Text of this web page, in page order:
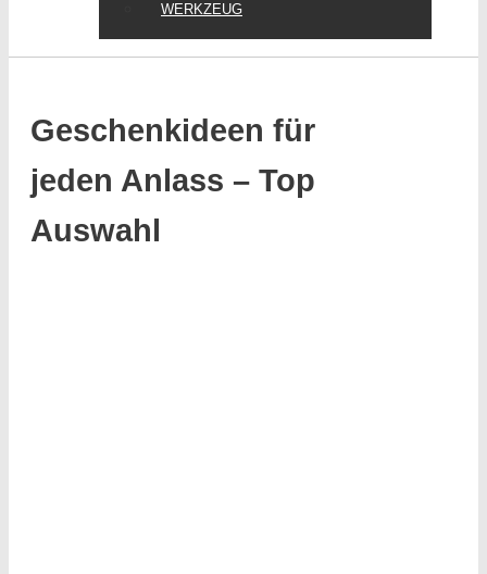
WERKZEUG
Geschenkideen für
jeden Anlass – Top
Auswahl